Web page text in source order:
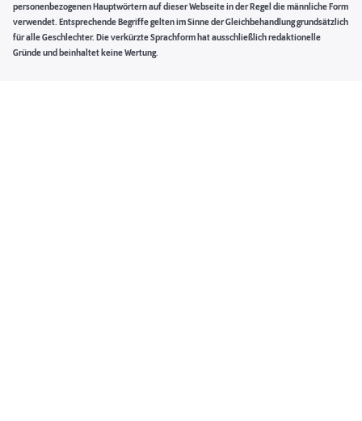
personenbezogenen Hauptwörtern auf dieser Webseite in der Regel die männliche Form
verwendet. Entsprechende Begriffe gelten im Sinne der Gleichbehandlung grundsätzlich
für alle Geschlechter. Die verkürzte Sprachform hat ausschließlich redaktionelle
Gründe und beinhaltet keine Wertung.